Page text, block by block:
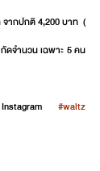
จากปกติ 4,200 บาท  (
ดจำนวน เฉพาะ 5 คน
Instagram #waltz